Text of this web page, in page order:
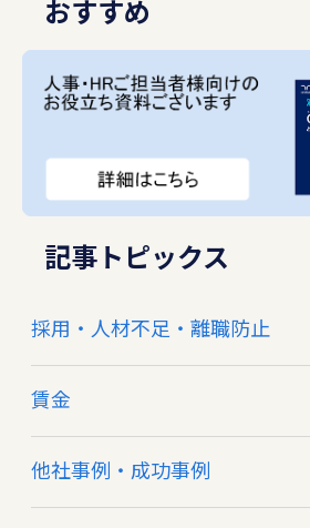
おすすめ
記事トピックス
採用・人材不足・離職防止
賃金
他社事例・成功事例